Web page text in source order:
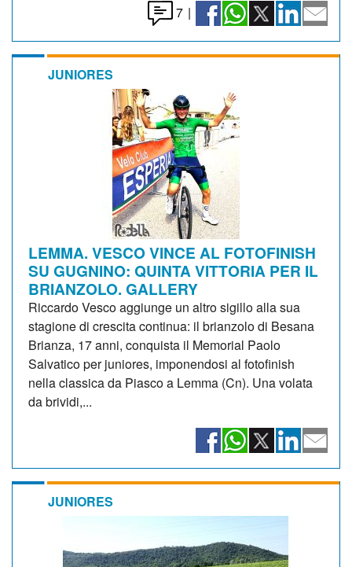
7 |
JUNIORES
LEMMA. VESCO VINCE AL FOTOFINISH
SU GUGNINO: QUINTA VITTORIA PER IL
BRIANZOLO. GALLERY
Riccardo Vesco aggiunge un altro sigillo alla sua
stagione di crescita continua: il brianzolo di Besana
Brianza, 17 anni, conquista il Memorial Paolo
Salvatico per juniores, imponendosi al fotofinish
nella classica da Piasco a Lemma (Cn). Una volata
da brividi,...
JUNIORES